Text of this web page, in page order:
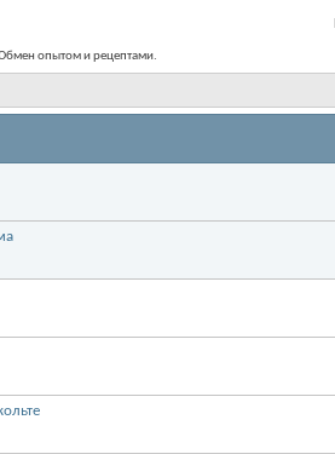
опытом и рецептами.